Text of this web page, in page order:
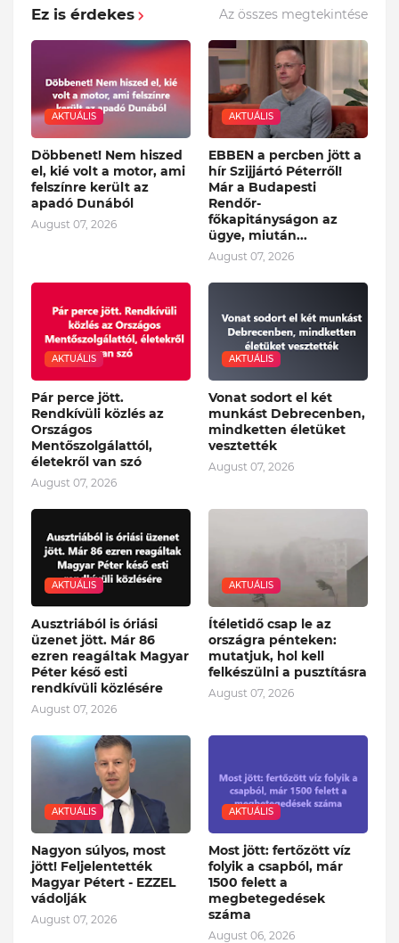
Ez is érdekes Az összes megtekintése
AKTUÁLIS
Döbbenet! Nem hiszed
el, kié volt a motor, ami
felszínre került az
apadó Dunából
August 07, 2026
AKTUÁLIS
EBBEN a percben jött a
hír Szijjártó Péterről!
Már a Budapesti
Rendőr-
főkapitányságon az
ügye, miután...
August 07, 2026
AKTUÁLIS
Pár perce jött.
Rendkívüli közlés az
Országos
Mentőszolgálattól,
életekről van szó
August 07, 2026
AKTUÁLIS
Vonat sodort el két
munkást Debrecenben,
mindketten életüket
vesztették
August 07, 2026
AKTUÁLIS
Ausztriából is óriási
üzenet jött. Már 86
ezren reagáltak Magyar
Péter késő esti
rendkívüli közlésére
August 07, 2026
AKTUÁLIS
Ítéletidő csap le az
országra pénteken:
mutatjuk, hol kell
felkészülni a pusztításra
August 07, 2026
AKTUÁLIS
Nagyon súlyos, most
jött! Feljelentették
Magyar Pétert - EZZEL
vádolják
August 07, 2026
AKTUÁLIS
Most jött: fertőzött víz
folyik a csapból, már
1500 felett a
megbetegedések
száma
August 06, 2026